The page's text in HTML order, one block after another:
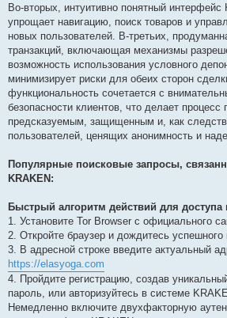
Во-вторых, интуитивно понятный интерфейс
упрощает навигацию, поиск товаров и
новых пользователей. В-третьих,
транзакций, включающая механизмы
возможность использования условного
минимизирует риски для обеих сторон
функциональность сочетается с
безопасности клиентов, что делает процесс
предсказуемым, защищенным и, как
пользователей, ценящих анонимность и
Популярные поисковые запросы,
KRAKEN:
Быстрый алгоритм действий для доступа
1. Установите Tor Browser с официального
2. Откройте браузер и дождитесь успешного
3. В адресной строке введите актуальный
https://elasyoga.com
4. Пройдите регистрацию, создав
пароль, или авторизуйтесь в системе
Немедленно включите двухфакторную